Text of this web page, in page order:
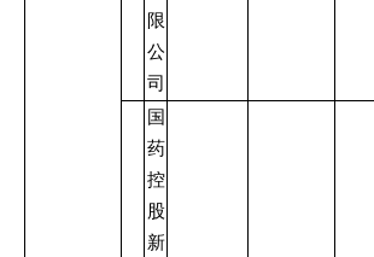
限
公
司
国
药
控
股
新